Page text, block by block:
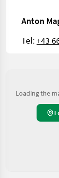
Anton
Tel:+43
Loading the